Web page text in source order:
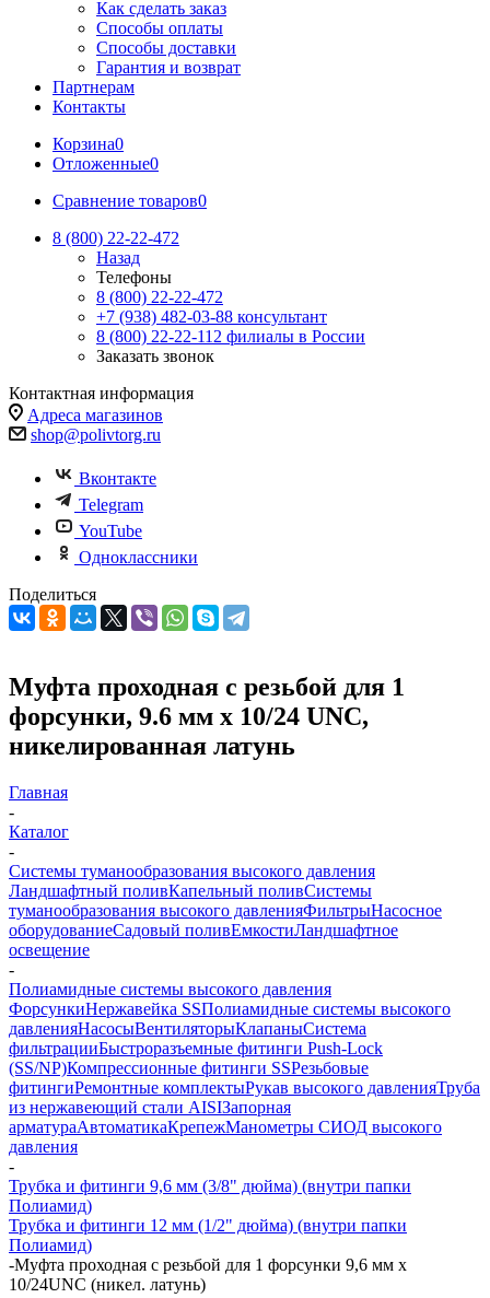
Как сделать заказ
Способы оплаты
Способы доставки
Гарантия и возврат
Партнерам
Контакты
Корзина0
Отложенные0
Сравнение товаров0
8 (800) 22-22-472
Назад
Телефоны
8 (800) 22-22-472
+7 (938) 482-03-88 консультант
8 (800) 22-22-112 филиалы в России
Заказать звонок
Контактная информация
Адреса магазинов
shop@polivtorg.ru
Вконтакте
Telegram
YouTube
Одноклассники
Поделиться
Муфта проходная с резьбой для 1
форсунки, 9.6 мм х 10/24 UNC,
никелированная латунь
Главная
-
Каталог
-
Системы туманообразования высокого давления
Ландшафтный поливКапельный поливСистемы
туманообразования высокого давленияФильтрыНасосное
оборудованиеСадовый поливЕмкостиЛандшафтное
освещение
-
Полиамидные системы высокого давления
ФорсункиНержавейка SSПолиамидные системы высокого
давленияНасосыВентиляторыКлапаныСистема
фильтрацииБыстроразъемные фитинги Push-Lock
(SS/NP)Компрессионные фитинги SSРезьбовые
фитингиРемонтные комплектыРукав высокого давленияТруба
из нержавеющий стали AISIЗапорная
арматураАвтоматикаКрепежМанометры СИОД высокого
давления
-
Трубка и фитинги 9,6 мм (3/8" дюйма) (внутри папки
Полиамид)
Трубка и фитинги 12 мм (1/2" дюйма) (внутри папки
Полиамид)
-Муфта проходная с резьбой для 1 форсунки 9,6 мм х
10/24UNC (никел. латунь)